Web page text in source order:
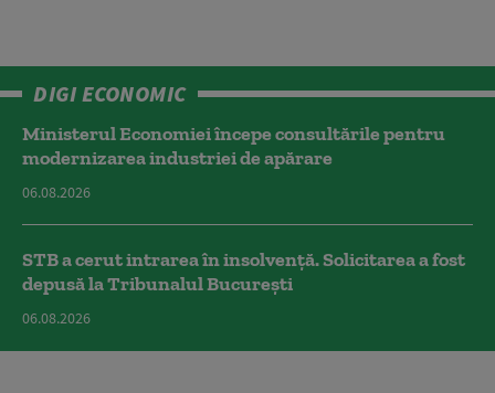
DIGI ECONOMIC
Ministerul Economiei începe consultările pentru
modernizarea industriei de apărare
06.08.2026
STB a cerut intrarea în insolvență. Solicitarea a fost
depusă la Tribunalul București
06.08.2026